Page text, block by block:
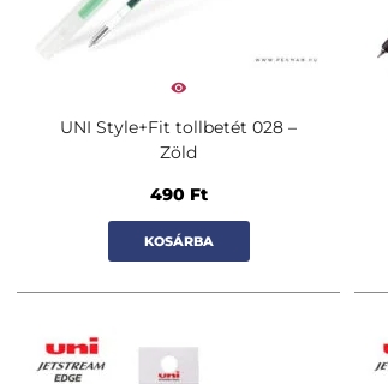
UNI Style+Fit tollbetét 028 –
Zöld
490 Ft
KOSÁRBA